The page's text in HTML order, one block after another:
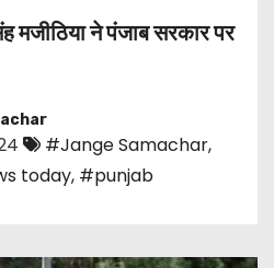
मजीठिया ने पंजाब सरकार पर
#Jange Samachar,
today, #punjab